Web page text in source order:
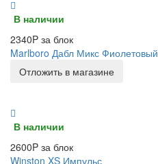
В наличии
2340P за блок
Marlboro Дабл Микс Фиолетовый
Отложить в магазине
В наличии
2600P за блок
Winston XS Импульс